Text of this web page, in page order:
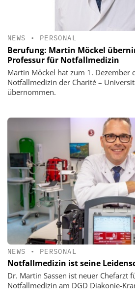
NEWS • PERSONAL
Berufung: Martin Möckel
Professur für Notfallmedizin
Martin Möckel hat zum 1. Dezember
Notfallmedizin der Charité –
übernommen.
NEWS • PERSONAL
Notfallmedizin ist seine
Dr. Martin Sassen ist neuer Chefarzt
Notfallmedizin am DGD Diakonie-